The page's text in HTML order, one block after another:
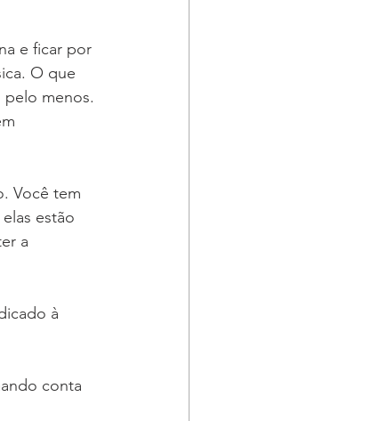
e ficar por
O que
pelo menos.
Você tem
estão
a
à
conta